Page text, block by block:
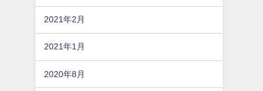
2021年2月
2021年1月
2020年8月